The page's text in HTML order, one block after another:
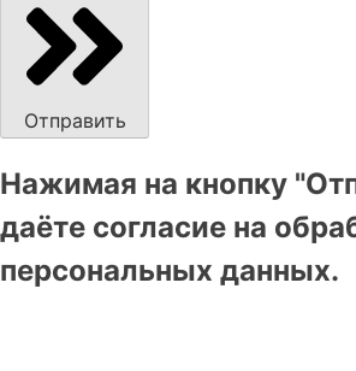
Отправить
Нажимая на кнопку
даёте согласие на
персональных данных.